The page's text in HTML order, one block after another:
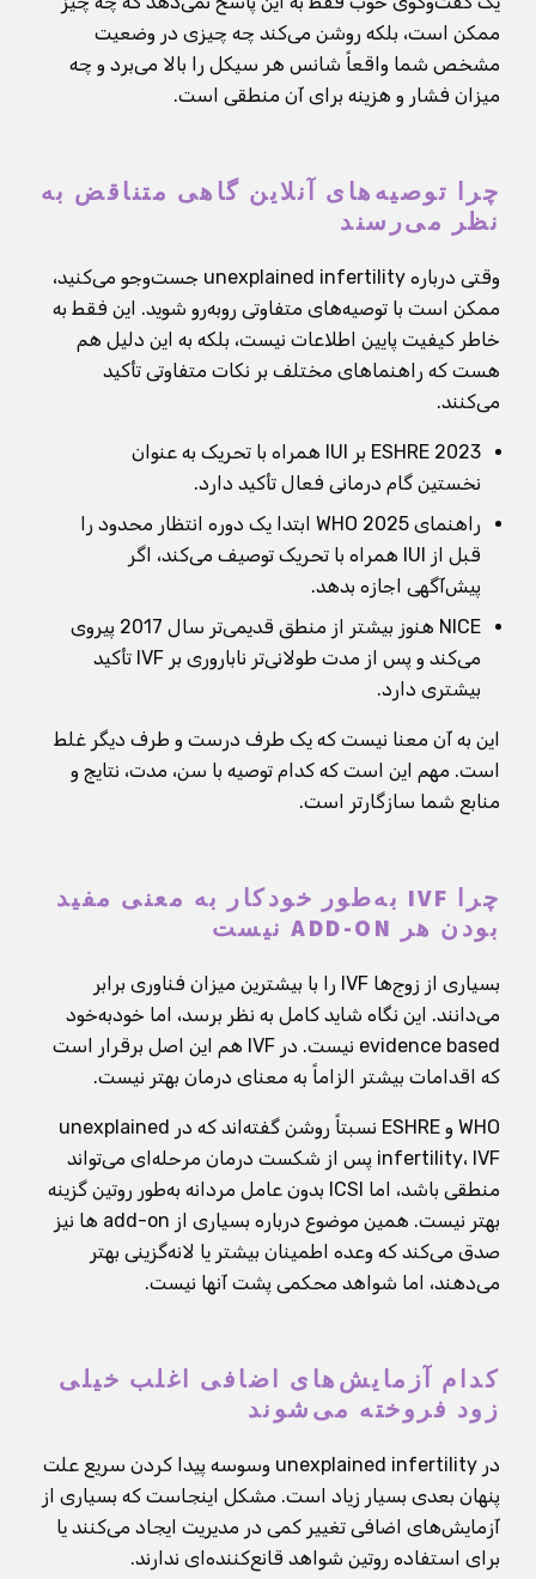
ممکن است، بلکه روشن می‌کند چه چیزی در وضعیت
مشخص شما واقعاً شانس هر سیکل را بالا می‌برد و چه
میزان فشار و هزینه برای آن منطقی است.
چرا توصیه‌های آنلاین گاهی متناقض به
نظر می‌رسند
وقتی درباره unexplained infertility جست‌وجو می‌کنید،
ممکن است با توصیه‌های متفاوتی روبه‌رو شوید. این فقط به
خاطر کیفیت پایین اطلاعات نیست، بلکه به این دلیل هم
هست که راهنماهای مختلف بر نکات متفاوتی تأکید
می‌کنند.
ESHRE 2023 بر IUI همراه با تحریک به عنوان
نخستین گام درمانی فعال تأکید دارد.
راهنمای WHO 2025 ابتدا یک دوره انتظار محدود را
قبل از IUI همراه با تحریک توصیف می‌کند، اگر
پیش‌آگهی اجازه بدهد.
NICE هنوز بیشتر از منطق قدیمی‌تر سال 2017 پیروی
می‌کند و پس از مدت طولانی‌تر ناباروری بر IVF تأکید
بیشتری دارد.
این به آن معنا نیست که یک طرف درست و طرف دیگر غلط
است. مهم این است که کدام توصیه با سن، مدت، نتایج و
منابع شما سازگارتر است.
چرا IVF به‌طور خودکار به معنی مفید
بودن هر ADD-ON نیست
بسیاری از زوج‌ها IVF را با بیشترین میزان فناوری برابر
می‌دانند. این نگاه شاید کامل به نظر برسد، اما خودبه‌خود
evidence based نیست. در IVF هم این اصل برقرار است
که اقدامات بیشتر الزاماً به معنای درمان بهتر نیست.
WHO و ESHRE نسبتاً روشن گفته‌اند که در unexplained
infertility، IVF پس از شکست درمان مرحله‌ای می‌تواند
منطقی باشد، اما ICSI بدون عامل مردانه به‌طور روتین گزینه
بهتر نیست. همین موضوع درباره بسیاری از add-on ها نیز
صدق می‌کند که وعده اطمینان بیشتر یا لانه‌گزینی بهتر
می‌دهند، اما شواهد محکمی پشت آنها نیست.
کدام آزمایش‌های اضافی اغلب خیلی
زود فروخته می‌شوند
در unexplained infertility وسوسه پیدا کردن سریع علت
پنهان بعدی بسیار زیاد است. مشکل اینجاست که بسیاری از
آزمایش‌های اضافی تغییر کمی در مدیریت ایجاد می‌کنند یا
برای استفاده روتین شواهد قانع‌کننده‌ای ندارند.